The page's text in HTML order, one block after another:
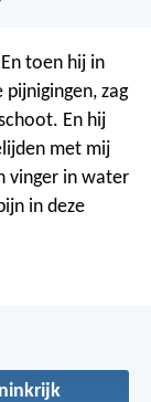
toen hij in
zag
En hij
met mij
vinger in water
in deze